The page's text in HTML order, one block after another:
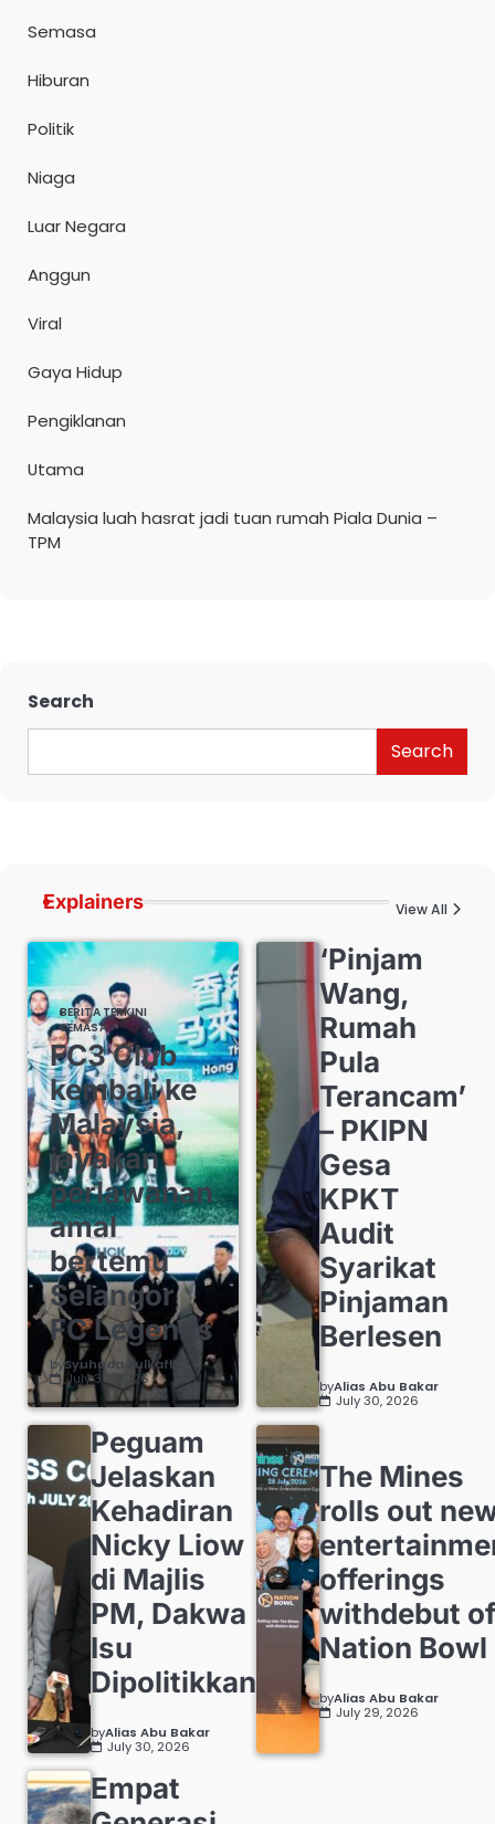
Semasa
Hiburan
Politik
Niaga
Luar Negara
Anggun
Viral
Gaya Hidup
Pengiklanan
Utama
Malaysia luah hasrat jadi tuan rumah Piala Dunia –
TPM
Search
Search
Explainers View All
BERITA TERKINI
SEMASA
FC3 Club
kembali ke
Malaysia,
jayakan
perlawanan
amal
bertemu
Selangor
FC Legends
bySyuhada Zulkafli
July 30, 2026
‘Pinjam
Wang,
Rumah
Pula
Terancam’
– PKIPN
Gesa
KPKT
Audit
Syarikat
Pinjaman
Berlesen
byAlias Abu Bakar
July 30, 2026
Peguam
Jelaskan
Kehadiran
Nicky Liow
di Majlis
PM, Dakwa
Isu
Dipolitikkan
byAlias Abu Bakar
July 30, 2026
The Mines
rolls out
offerings
withdebut
Nation Bowl
byAlias Abu Bakar
July 29, 2026
Empat